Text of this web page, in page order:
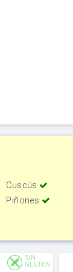
Cuscús
Piñones
SIN
GLUTEN